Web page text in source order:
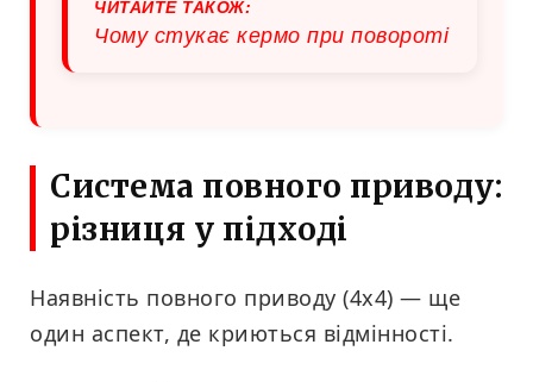
ЧИТАЙТЕ ТАКОЖ:
Чому стукає кермо при повороті
Система повного приводу:
різниця у підході
Наявність повного приводу (4х4) — ще
один аспект, де криються відмінності.